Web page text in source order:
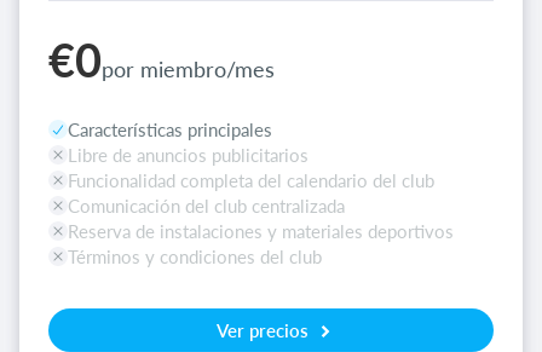
€0por miembro/mes
Características principales
Libre de anuncios publicitarios
Funcionalidad completa del calendario del club
Comunicación del club centralizada
Reserva de instalaciones y materiales deportivos
Términos y condiciones del club
Ver precios